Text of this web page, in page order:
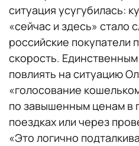
ситуация усугубилась:
«сейчас и здесь» стало
российские покупатели
скорость.
повлиять на ситуацию
«голосование
по завышенным ценам в
поездках или через
«Это логично